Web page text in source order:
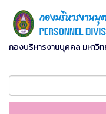
กองบริหารงานบุคคล มหาวิ